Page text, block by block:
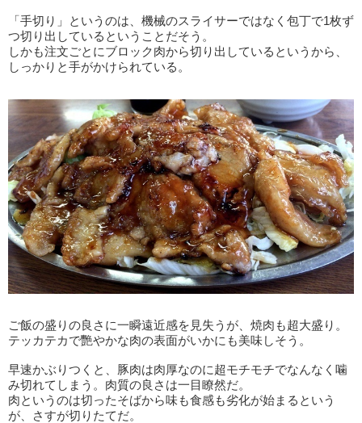
「手切り」というのは、機械のスライサーではなく包丁で1枚ず
つ切り出しているということだそう。
しかも注文ごとにブロック肉から切り出しているというから、
しっかりと手がかけられている。
ご飯の盛りの良さに一瞬遠近感を見失うが、焼肉も超大盛り。
テッカテカで艷やかな肉の表面がいかにも美味しそう。
早速かぶりつくと、豚肉は肉厚なのに超モチモチでなんなく噛
み切れてしまう。肉質の良さは一目瞭然だ。
肉というのは切ったそばから味も食感も劣化が始まるという
が、さすが切りたてだ。